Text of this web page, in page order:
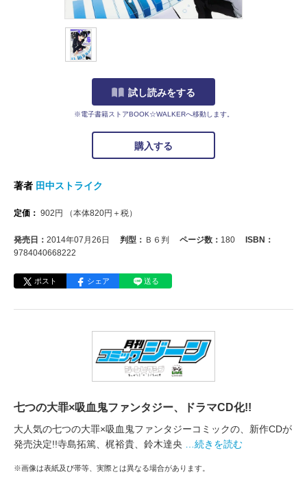
試し読みをする
※電子書籍ストアBOOK☆WALKERへ移動します。
購入する
著者 田中ストライク
定価： 902 円 （本体820円＋税）
発売日： 2014年07月26日 判型： Ｂ６判 ページ数： 180
ISBN：
9784040668222
ポスト シェア 送る
七つの大罪×吸血鬼ファンタジー、ドラマCD化!!
大人気の七つの大罪×吸血鬼ファンタジーコミックの、新作CDが
発売決定!!寺島拓篤、梶裕貴、鈴木達央
…続きを読む
※画像は表紙及び帯等、実際とは異なる場合があります。